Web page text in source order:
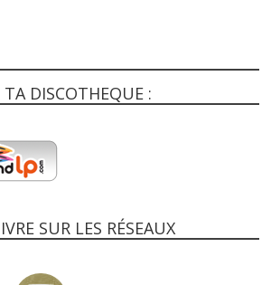
DISCOTHEQUE :
SUR LES RÉSEAUX